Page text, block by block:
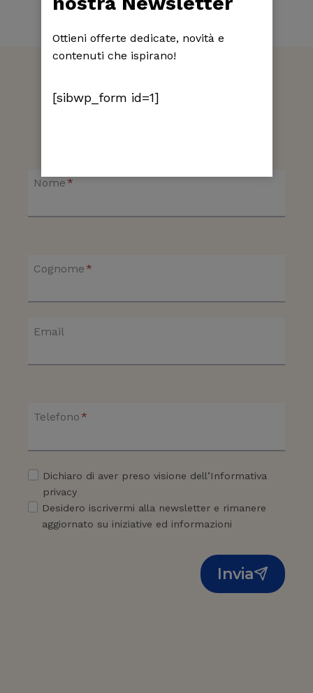
Prenota una visita
Nome*
Cognome *
Email
Telefono *
Dichiaro di aver preso visione dell’Informativa
privacy
Desidero iscrivermi alla newsletter e rimanere
aggiornato su iniziative ed informazioni
Invia
Ottieni offerte dedicate, novità e
contenuti che ispirano!
[sibwp_form id=1]